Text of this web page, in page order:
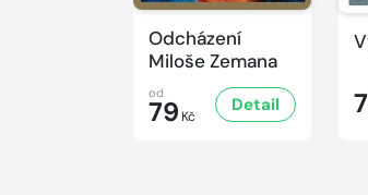
Odcházení
Miloše Zemana
od
79 Kč
Detail